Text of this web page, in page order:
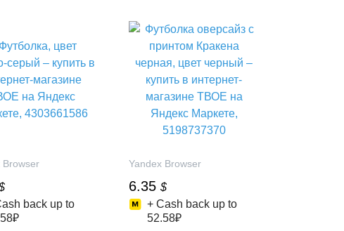
Browser
back up to
Yandex Browser
6.35 $
+ Cash back up to
52.58₽